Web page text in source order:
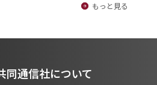
もっと見る
同通信社について